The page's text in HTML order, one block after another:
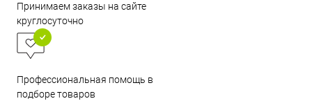
Принимаем заказы на сайте
круглосуточно
Профессиональная помощь в
подборе товаров